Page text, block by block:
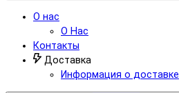
О нас
О Нас
Контакты
Доставка
Информация о доставке